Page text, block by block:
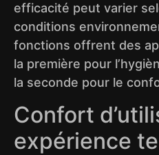
efficacité peut varier
conditions
fonctions offrent des
la première pour
la seconde pour le
Confort
expérience